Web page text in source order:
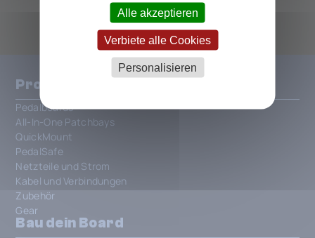
Alle akzeptieren
Verbiete alle Cookies
Personalisieren
Produkte
Pedalboards
All-In-One Patchbays
QuickMount
PedalSafe
Netzteile und Strom
Kabel und Verbindungen
Zubehör
Gear
Bau dein Board